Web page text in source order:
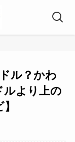
ル？かわ
ルより上の